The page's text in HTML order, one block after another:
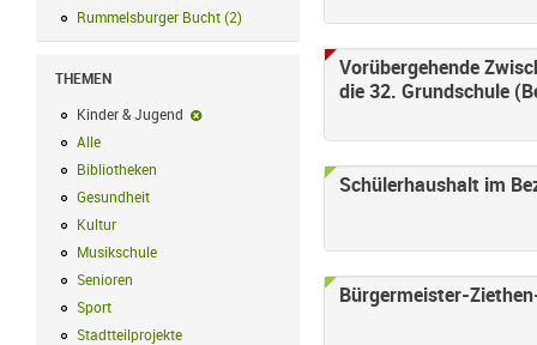
Rummelsburger Bucht (2) Rummelsburger Bucht Filter anwenden
THEMEN
Kinder & Jugend
Alle
Bibliotheken Bibliotheken Filter anwenden
Gesundheit
Kultur
Musikschule Musikschule Filter anwenden
Senioren
Sport
Stadtteilprojekte
Vorübergehende
die 32. Grundschule
Schülerhaushalt im
Bürgermeister-